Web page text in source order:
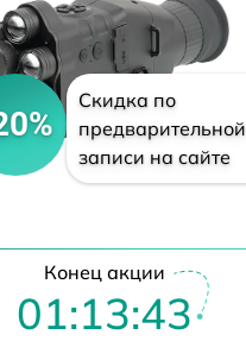
Скидка по
предварительной
записи на сайте
Конец акции
01:13:42